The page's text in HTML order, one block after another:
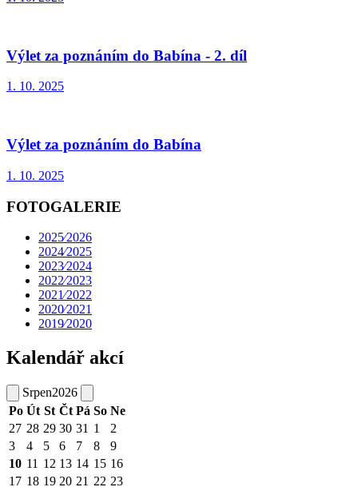
Výlet za poznáním do Babína - 2. díl
1. 10. 2025
Výlet za poznáním do Babína
1. 10. 2025
FOTOGALERIE
2025⁄2026
2024⁄2025
2023⁄2024
2022⁄2023
2021⁄2022
2020⁄2021
2019⁄2020
Kalendář akcí
Srpen2026
Po Út St Čt Pá So Ne
27 28 29 30 31 1
2
3
4 5 6 7 8
9
10 11 12 13 14 15 16
17 18 19 20 21 22 23